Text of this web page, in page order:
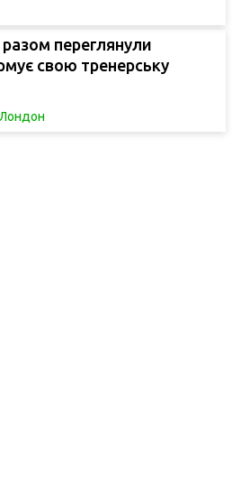
переглянули
свою тренерську
Лондон